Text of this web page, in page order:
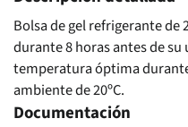
Bolsa de gel refrigerante de
durante 8 horas antes de
temperatura óptima
ambiente de 20ºC.
Documentación